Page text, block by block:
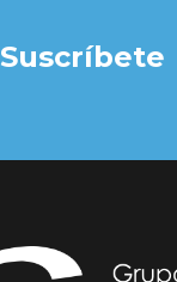
Suscríbete